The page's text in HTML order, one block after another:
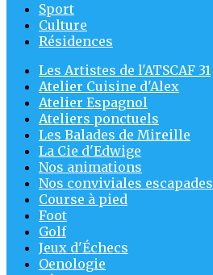
Sport
Culture
Résidences
Les Artistes de l'ATSCAF 31
Atelier Cuisine d'Alex
Atelier Espagnol
Ateliers ponctuels
Les Balades de Mireille
La Cie d'Edwige
Nos animations
Nos conviviales escapades
Course à pied
Foot
Golf
Jeux d'Échecs
Oenologie